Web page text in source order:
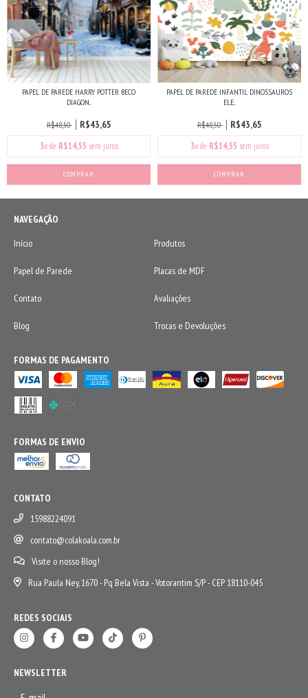
PAPEL DE PAREDE HARRY POTTER BECO
DIAGON...
R$48,50 R$43,65
3x de R$14,55 sem juros
COMPRAR
PAPEL DE PAREDE INFANTIL DINOSSAUROS
ELE...
R$48,50 R$43,65
3x de R$14,55 sem juros
COMPRAR
NAVEGAÇÃO
Início
Produtos
Papel de Parede Placas de MDF
Contato Avaliações
Blog Trocas e Devoluções
FORMAS DE PAGAMENTO
FORMAS DE ENVIO
CONTATO
15988224091
contato@colakoala.com.br
Visite o nosso Blog!
Rua Paula Ney, 1670 - Pq Bela Vista - Votorantim S/P - CEP 18110-045
REDES SOCIAIS
NEWSLETTER